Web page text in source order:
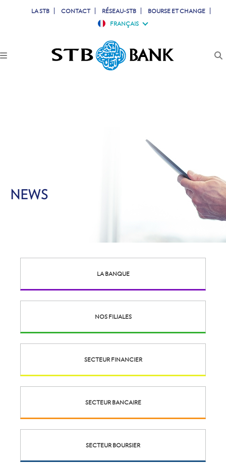
SIMULATEURS
LA STB CONTACT RÉSEAU-STB
BOURSE ET CHANGE
FRANÇAIS
NEWS
LA BANQUE
NOS FILIALES
SECTEUR FINANCIER
SECTEUR BANCAIRE
SECTEUR BOURSIER